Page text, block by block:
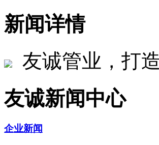
新闻详情
友诚管业，打
友诚新闻中心
企业新闻